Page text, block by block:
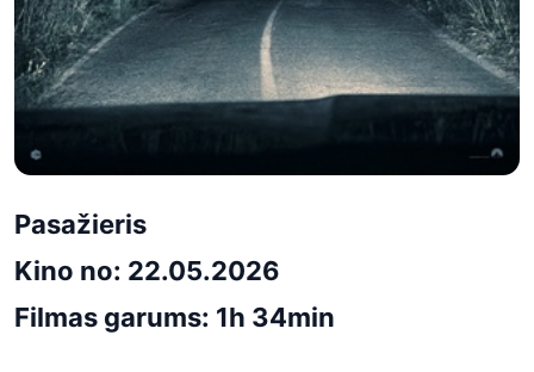
Pasažieris
Kino no: 22.05.2026
Filmas garums: 1h 34min